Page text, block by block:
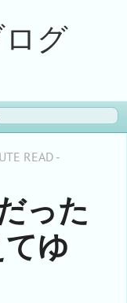
グ
READ -
った
ゆ